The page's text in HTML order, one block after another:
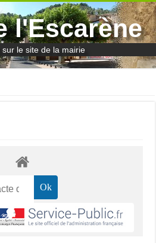
l'Escarène
sur le site de la mairie